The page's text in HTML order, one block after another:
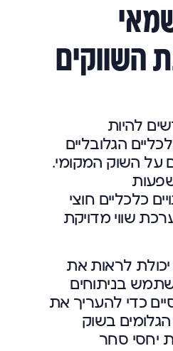
השווקים
להיות
הגלובליים
על השוק המקומי.
כלכליים חוצי
שווי מדויקת
לראות את
בניתוחים
כדי להעריך את
הגלומים בשוק
יחסי סחר